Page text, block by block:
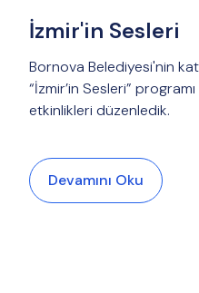
İzmir'in Sesleri
Bornova Belediyesi'nin
“İzmir’in Sesleri”
etkinlikleri düzenledik.
Devamını Oku